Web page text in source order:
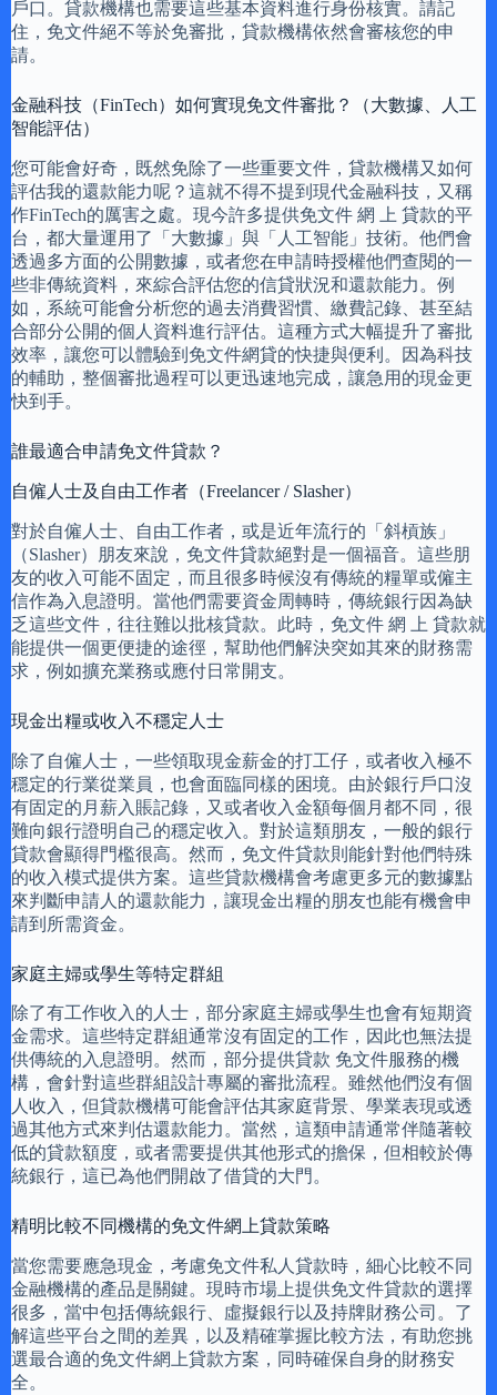
戶口。貸款機構也需要這些基本資料進行身份核實。請記
住，免文件絕不等於免審批，貸款機構依然會審核您的申
請。
金融科技（FinTech）如何實現免文件審批？（大數據、人工
智能評估）
您可能會好奇，既然免除了一些重要文件，貸款機構又如何
評估我的還款能力呢？這就不得不提到現代金融科技，又稱
作FinTech的厲害之處。現今許多提供免文件 網 上 貸款的平
台，都大量運用了「大數據」與「人工智能」技術。他們會
透過多方面的公開數據，或者您在申請時授權他們查閱的一
些非傳統資料，來綜合評估您的信貸狀況和還款能力。例
如，系統可能會分析您的過去消費習慣、繳費記錄、甚至結
合部分公開的個人資料進行評估。這種方式大幅提升了審批
效率，讓您可以體驗到免文件網貸的快捷與便利。因為科技
的輔助，整個審批過程可以更迅速地完成，讓急用的現金更
快到手。
誰最適合申請免文件貸款？
自僱人士及自由工作者（Freelancer / Slasher）
對於自僱人士、自由工作者，或是近年流行的「斜槓族」
（Slasher）朋友來說，免文件貸款絕對是一個福音。這些朋
友的收入可能不固定，而且很多時候沒有傳統的糧單或僱主
信作為入息證明。當他們需要資金周轉時，傳統銀行因為缺
乏這些文件，往往難以批核貸款。此時，免文件 網 上 貸款就
能提供一個更便捷的途徑，幫助他們解決突如其來的財務需
求，例如擴充業務或應付日常開支。
現金出糧或收入不穩定人士
除了自僱人士，一些領取現金薪金的打工仔，或者收入極不
穩定的行業從業員，也會面臨同樣的困境。由於銀行戶口沒
有固定的月薪入賬記錄，又或者收入金額每個月都不同，很
難向銀行證明自己的穩定收入。對於這類朋友，一般的銀行
貸款會顯得門檻很高。然而，免文件貸款則能針對他們特殊
的收入模式提供方案。這些貸款機構會考慮更多元的數據點
來判斷申請人的還款能力，讓現金出糧的朋友也能有機會申
請到所需資金。
家庭主婦或學生等特定群組
除了有工作收入的人士，部分家庭主婦或學生也會有短期資
金需求。這些特定群組通常沒有固定的工作，因此也無法提
供傳統的入息證明。然而，部分提供貸款 免文件服務的機
構，會針對這些群組設計專屬的審批流程。雖然他們沒有個
人收入，但貸款機構可能會評估其家庭背景、學業表現或透
過其他方式來判估還款能力。當然，這類申請通常伴隨著較
低的貸款額度，或者需要提供其他形式的擔保，但相較於傳
統銀行，這已為他們開啟了借貸的大門。
精明比較不同機構的免文件網上貸款策略
當您需要應急現金，考慮免文件私人貸款時，細心比較不同
金融機構的產品是關鍵。現時市場上提供免文件貸款的選擇
很多，當中包括傳統銀行、虛擬銀行以及持牌財務公司。了
解這些平台之間的差異，以及精確掌握比較方法，有助您挑
選最合適的免文件網上貸款方案，同時確保自身的財務安
全。